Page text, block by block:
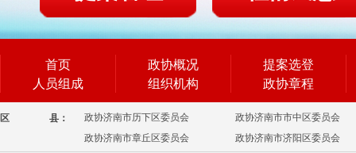
首页
人员组成
政协概况
组织机构
提案选登
政协章程
区 县： 政协济南市历下区委员会
政协济南市市中区委员会
政协济南市章丘区委员会
政协济南市济阳区委员会